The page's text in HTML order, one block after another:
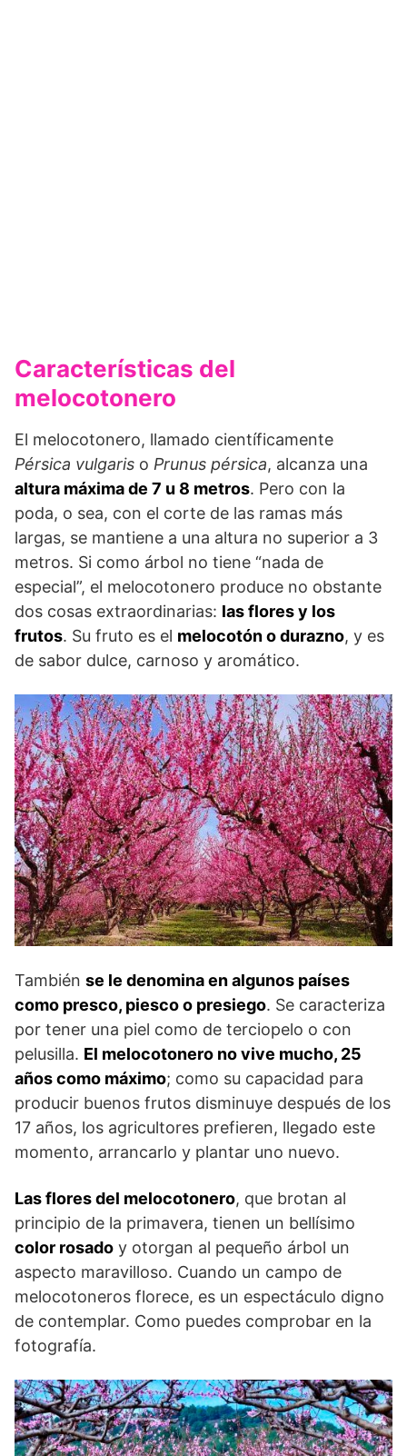
Características del
melocotonero
El melocotonero, llamado científicamente
Pérsica vulgaris o Prunus pérsica, alcanza una
altura máxima de 7 u 8 metros. Pero con la
poda, o sea, con el corte de las ramas más
largas, se mantiene a una altura no superior a 3
metros. Si como árbol no tiene “nada de
especial”, el melocotonero produce no obstante
dos cosas extraordinarias: las flores y los
frutos. Su fruto es el melocotón o durazno, y es
de sabor dulce, carnoso y aromático.
También se le denomina en algunos países
como presco, piesco o presiego. Se caracteriza
por tener una piel como de terciopelo o con
pelusilla. El melocotonero no vive mucho, 25
años como máximo; como su capacidad para
producir buenos frutos disminuye después de los
17 años, los agricultores prefieren, llegado este
momento, arrancarlo y plantar uno nuevo.
Las flores del melocotonero, que brotan al
principio de la primavera, tienen un bellísimo
color rosado y otorgan al pequeño árbol un
aspecto maravilloso. Cuando un campo de
melocotoneros florece, es un espectáculo digno
de contemplar. Como puedes comprobar en la
fotografía.